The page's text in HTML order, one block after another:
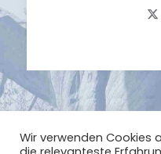
Wir verwenden Cookies